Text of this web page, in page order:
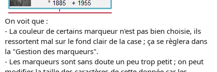
On voit que :
- La couleur de certains marqueur n'est pas bien choisie, ils
ressortent mal sur le fond clair de la case ; ça se règlera dans
la "Gestion des marqueurs".
- Les marqueurs sont sans doute un peu trop petit ; on peut